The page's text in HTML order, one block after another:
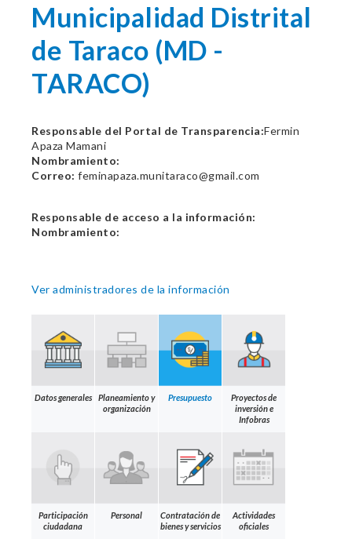
Municipalidad Distrital
de Taraco (MD -
TARACO)
Responsable del Portal de Transparencia:Fermin
Apaza Mamani
Nombramiento:
Correo: feminapaza.munitaraco@gmail.com
Responsable de acceso a la información:
Nombramiento:
Ver administradores de la información
Datos generales
Planeamiento y
organización
Presupuesto
Proyectos de
inversión e
Infobras
Participación
ciudadana
Personal
Contratación de
bienes y servicios
Actividades
oficiales